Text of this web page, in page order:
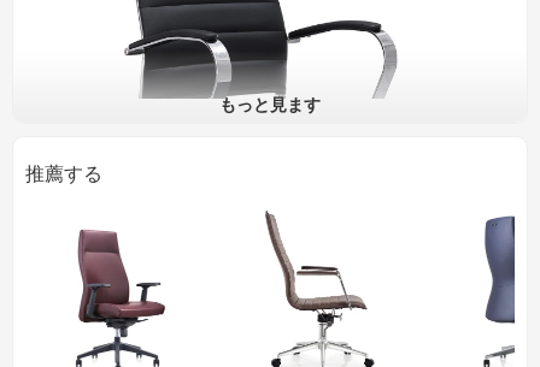
もっと見ます
推薦する